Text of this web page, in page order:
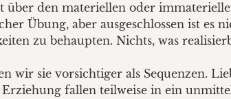
den materiellen oder
Übung, aber ausgeschlossen ist es
zu behaupten. Nichts, was
wir sie vorsichtiger als Sequenzen.
fallen teilweise in ein